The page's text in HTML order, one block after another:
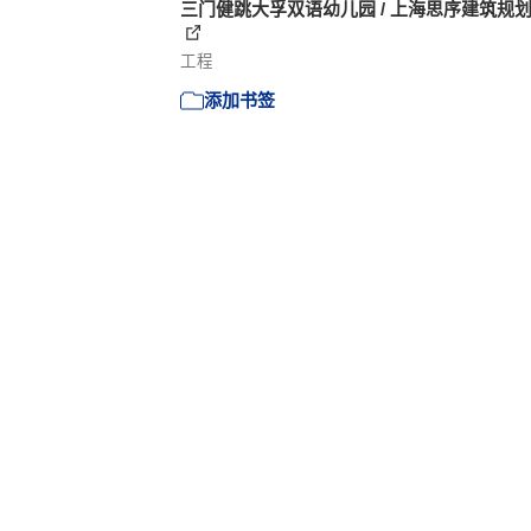
三门健跳大孚双语幼儿园 / 上海思序建筑规
工程
添加书签